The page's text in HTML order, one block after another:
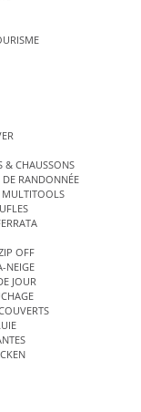
& CHAUSSONS
DE RANDONNÉE
OFF
NEIGE
JOUR